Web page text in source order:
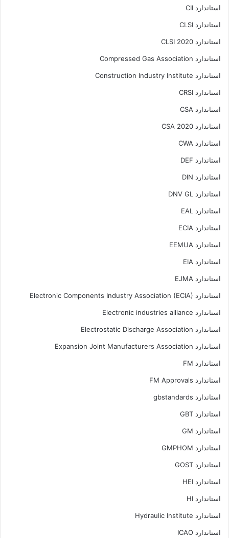
استاندارد CII
استاندارد CLSI
استاندارد CLSI 2020
استاندارد Compressed Gas Association
استاندارد Construction Industry Institute
استاندارد CRSI
استاندارد CSA
استاندارد CSA 2020
استاندارد CWA
استاندارد DEF
استاندارد DIN
استاندارد DNV GL
استاندارد EAL
استاندارد ECIA
استاندارد EEMUA
استاندارد EIA
استاندارد EJMA
استاندارد Electronic Components Industry Association (ECIA)
استاندارد Electronic industries alliance
استاندارد Electrostatic Discharge Association
استاندارد Expansion Joint Manufacturers Association
استاندارد FM
استاندارد FM Approvals
استاندارد gbstandards
استاندارد GBT
استاندارد GM
استاندارد GMPHOM
استاندارد GOST
استاندارد HEI
استاندارد HI
استاندارد Hydraulic Institute
استاندارد ICAO